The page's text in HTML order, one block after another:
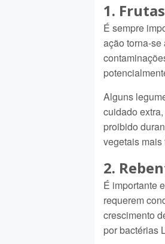
1.
É sempre
ação torna-se
Alguns
cuidado
proibido
vegetais mais
2.
É importante
requerem
crescimento
por bactérias